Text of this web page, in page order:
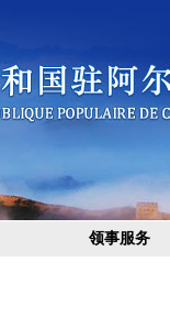
领事服务